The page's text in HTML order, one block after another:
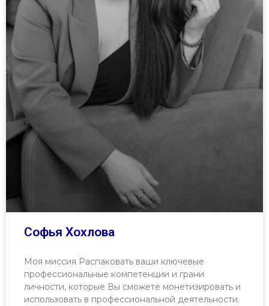
Софья Хохлова
Моя миссия Распаковать ваши ключевые
профессиональные компетенции и грани
личности, которые Вы сможете монетизировать и
использовать в профессиональной деятельности.